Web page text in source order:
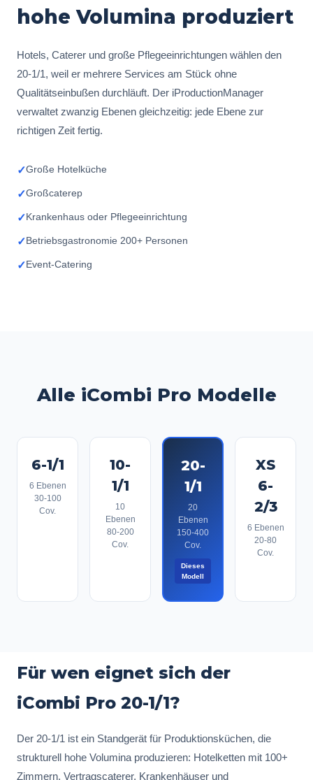
hohe Volumina produziert
Hotels, Caterer und große Pflegeeinrichtungen wählen den
20-1/1, weil er mehrere Services am Stück ohne
Qualitätseinbußen durchläuft. Der iProductionManager
verwaltet zwanzig Ebenen gleichzeitig: jede Ebene zur
richtigen Zeit fertig.
✓Große Hotelküche
✓Großcaterер
✓Krankenhaus oder Pflegeeinrichtung
✓Betriebsgastronomie 200+ Personen
✓Event-Catering
Alle iCombi Pro Modelle
6-1/1
6 Ebenen
30-100
Cov.
10-
1/1
10
Ebenen
80-200
Cov.
20-
1/1
20
Ebenen
150-400
Cov.
Dieses
Modell
XS
6-
2/3
6 Ebenen
20-80
Cov.
Für wen eignet sich der
iCombi Pro 20-1/1?
Der 20-1/1 ist ein Standgerät für Produktionsküchen, die
strukturell hohe Volumina produzieren: Hotelketten mit 100+
Zimmern, Vertragscaterer, Krankenhäuser und